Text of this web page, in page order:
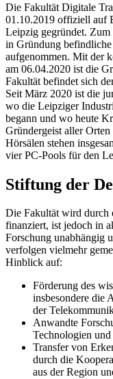
Die Fakultät Digitale
01.10.2019 offiziell auf
Leipzig gegründet. Zum
in Gründung
aufgenommen. Mit der
am 06.04.2020 ist die
Fakultät befindet sich
Seit März 2020 ist die
wo die Leipziger
begann und wo heute
Gründergeist aller
Hörsälen stehen
vier PC-Pools für den
Stiftung der
Die Fakultät wird durch
finanziert, ist jedoch in
Forschung unabhängig
verfolgen vielmehr
Hinblick auf:
Förderung des
insbesondere die
der
Anwandte
Technologien
Transfer von
durch die
aus der Region